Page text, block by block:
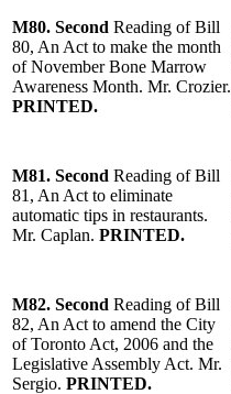
M80. Second Reading of Bill
80, An Act to make the month
of November Bone Marrow
Awareness Month. Mr. Crozier.
PRINTED.
M81. Second Reading of Bill
81, An Act to eliminate
automatic tips in restaurants.
Mr. Caplan. PRINTED.
M82. Second Reading of Bill
82, An Act to amend the City
of Toronto Act, 2006 and the
Legislative Assembly Act. Mr.
Sergio. PRINTED.